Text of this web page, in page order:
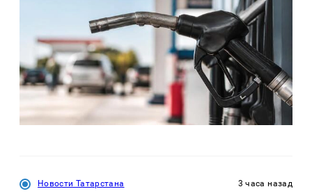
Новости Татарстана 3 часа назад